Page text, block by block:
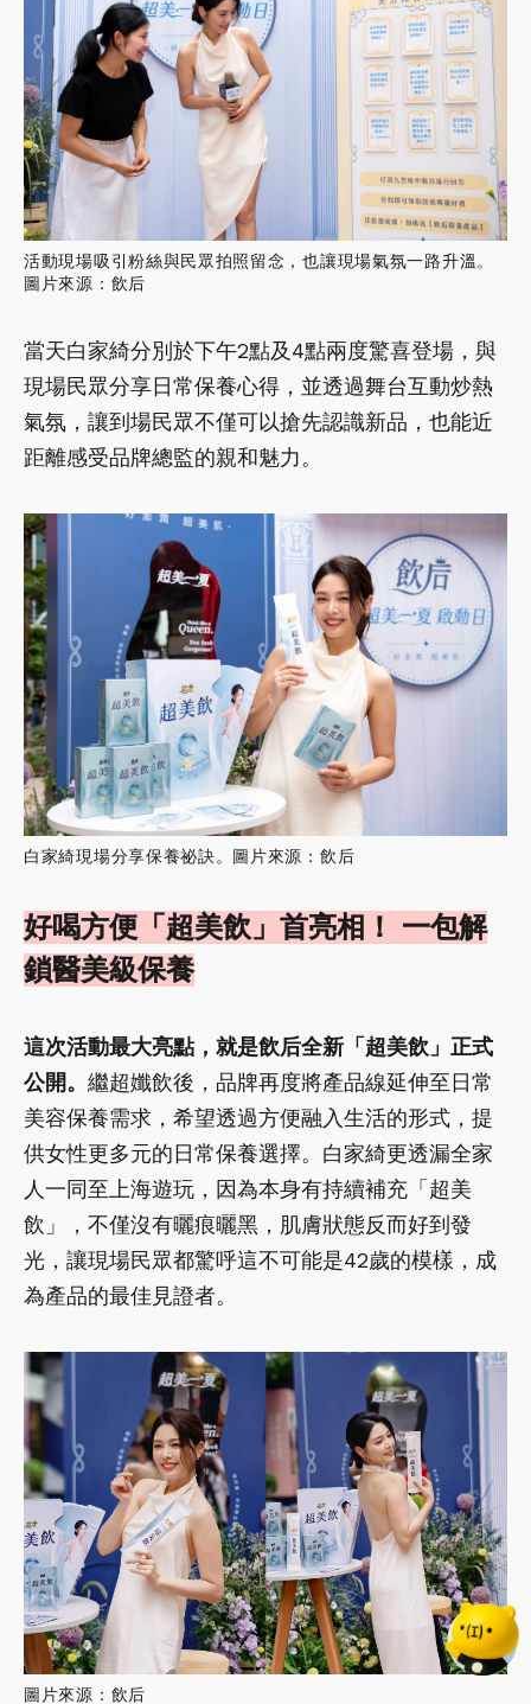
活動現場吸引粉絲與民眾拍照留念，也讓現場氣氛一路升溫。
圖片來源：飲后
當天白家綺分別於下午2點及4點兩度驚喜登場，與
現場民眾分享日常保養心得，並透過舞台互動炒熱
氣氛，讓到場民眾不僅可以搶先認識新品，也能近
距離感受品牌總監的親和魅力。
白家綺現場分享保養祕訣。圖片來源：飲后
好喝方便「超美飲」首亮相！ 一包解
鎖醫美級保養
這次活動最大亮點，就是飲后全新「超美飲」正式
公開。 繼超孅飲後，品牌再度將產品線延伸至日常
美容保養需求，希望透過方便融入生活的形式，提
供女性更多元的日常保養選擇。白家綺更透漏全家
人一同至上海遊玩，因為本身有持續補充「超美
飲」，不僅沒有曬痕曬黑，肌膚狀態反而好到發
光，讓現場民眾都驚呼這不可能是42歲的模樣，成
為產品的最佳見證者。
圖片來源：飲后